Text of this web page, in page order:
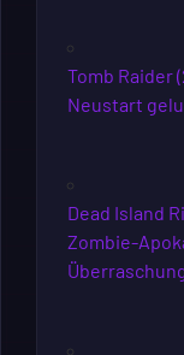
Tomb Raider
Neustart
Dead Island
Zombie-